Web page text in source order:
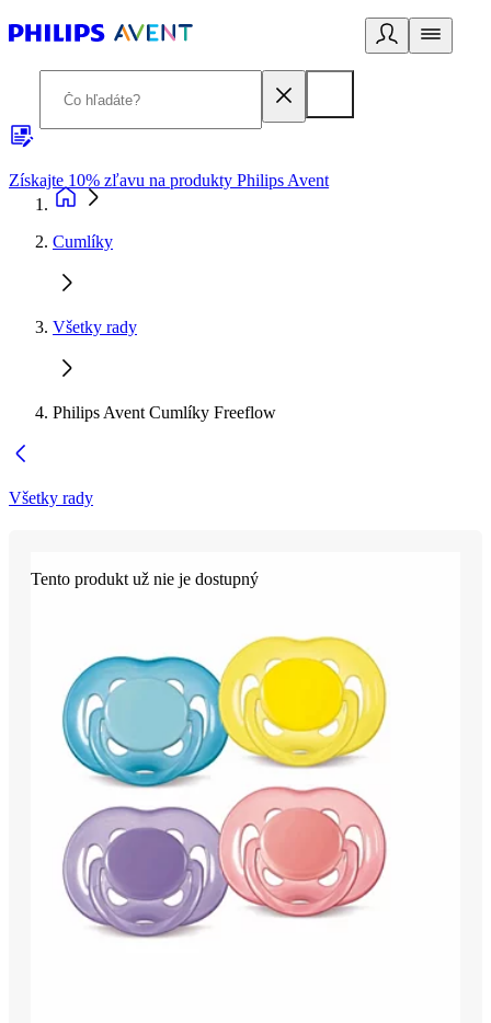
Získajte 10% zľavu na produkty Philips Avent
Cumlíky
Všetky rady
Philips Avent Cumlíky Freeflow
Všetky rady
Tento produkt už nie je dostupný